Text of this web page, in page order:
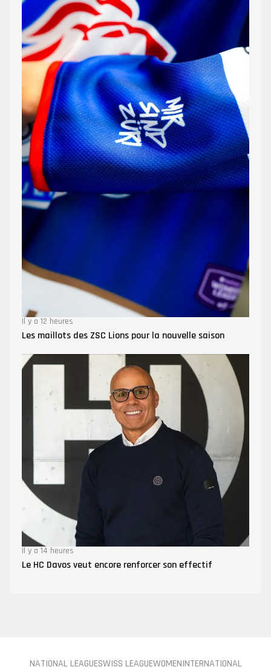
Il y a 12 heures
Les maillots des ZSC Lions pour la nouvelle saison
Il y a 14 heures
Le HC Davos veut encore renforcer son effectif
NATIONAL LEAGUESWISS LEAGUEWOMENINTERNATIONAL